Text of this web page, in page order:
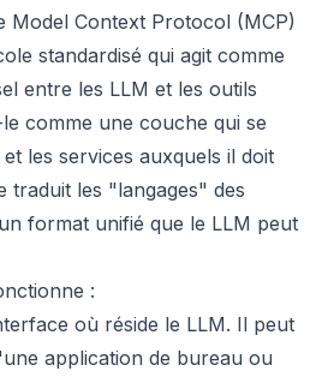
Model Context Protocol (MCP)
standardisé qui agit comme
entre les LLM et les outils
comme une couche qui se
les services auxquels il doit
traduit les "langages" des
format unifié que le LLM peut
:
où réside le LLM. Il peut
application de bureau ou